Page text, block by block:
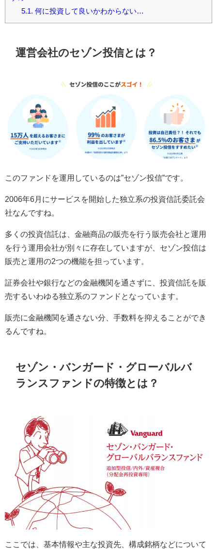
5.1.
何に投資して良いかわからない…
運営会社のセゾン投信とは？
このファンドを運用しているのは”セゾン投信”です。
2006年6月にサービスを開始した独立系の投資信託委託会
社なんですね。
多くの投資信託は、金融商品の販売を行う販売会社と運用
を行う運用会社が別々に存在していますが、セゾン投信は
販売と運用の2つの機能を担っています。
証券会社や銀行などの金融機関を通さずに、投資信託を販
売するいわゆる独立系のファンドとなっています。
販売に金融機関を通さない分、手数料を抑えることができ
るんですね。
セゾン・バンガード・グローバルバ
ランスファンドの特徴とは？
ここでは、基本情報や主な投資先、構成銘柄などについて